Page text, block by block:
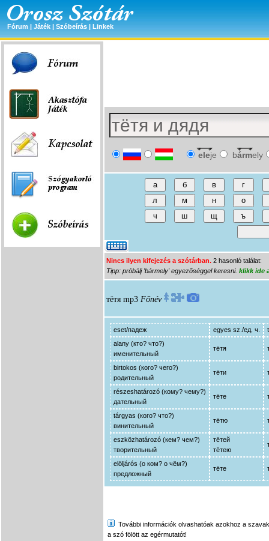
Fórum | Játék | Szóbeírás | Linkek
eleje bármely
Nincs ilyen kifejezés a szótárban. 2 hasonló találat:
Tipp: próbálj 'bármely' egyezőséggel keresni. klikk ide
тётя mp3 Főnév
eset/падеж egyes sz./ед. ч.
alany (кто? что?)
именительный
тётя
birtokos (кого? чего?)
родительный
тёти
részeshatározó (кому? чему?)
дательный
тёте
tárgyas (кого? что?)
винительный
тётю
eszközhatározó (кем? чем?)
творительный
тётей
тётею
elöljárós (о ком? о чём?)
предложный
тёте
További információk olvashatóak azokhoz a
a szó fölött az egérmutatót!